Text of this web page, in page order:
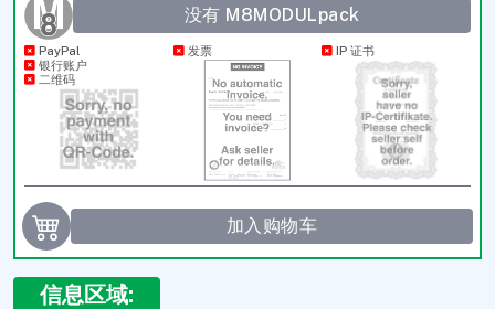
没有 M8MODULpack
PayPal
银行账户
二维码
发票 IP 证书
加入购物车
信息区域: